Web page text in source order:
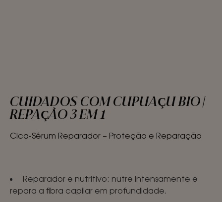
CUIDADOS COM CUPUAÇU BIO |
REPAÇÃO 3 EM 1
Cica-Sérum Reparador – Proteção e Reparação
Reparador e nutritivo: nutre intensamente e
repara a fibra capilar em profundidade.